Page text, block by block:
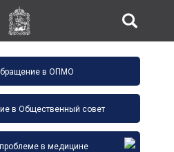
в ОПМО
в Общественный совет
в медицине